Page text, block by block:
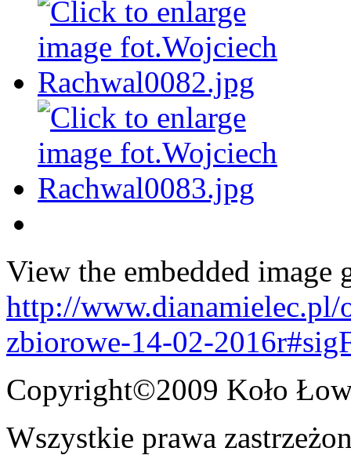
View the embedded image
http://
zbiorowe-14-02-
Copyright©2009 Koło
Wszystkie prawa